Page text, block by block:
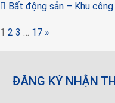
Bất động sản – Khu
1 2 3 … 17 »
ĐĂNG KÝ NHẬN